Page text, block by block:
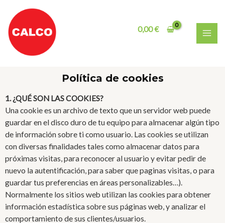
0,00€
Política de cookies
1. ¿QUÉ SON LAS COOKIES?
Una cookie es un archivo de texto que un servidor web puede
guardar en el disco duro de tu equipo para almacenar algún tipo
de información sobre ti como usuario. Las cookies se utilizan
con diversas finalidades tales como almacenar datos para
próximas visitas, para reconocer al usuario y evitar pedir de
nuevo la autentificación, para saber que paginas visitas, o para
guardar tus preferencias en áreas personalizables…).
Normalmente los sitios web utilizan las cookies para obtener
información estadística sobre sus páginas web, y analizar el
comportamiento de sus clientes/usuarios.